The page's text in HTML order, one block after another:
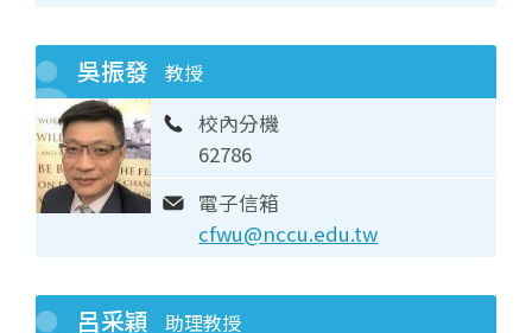
吳振發 教授
校內分機
62786
電子信箱
cfwu@nccu.edu.tw
呂采穎 助理教授